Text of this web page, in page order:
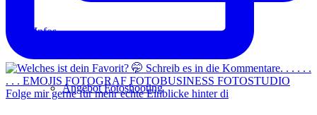
Infos
Angebot Fotoshooting
Folge mir gerne für mehr echte Einblicke hinter di